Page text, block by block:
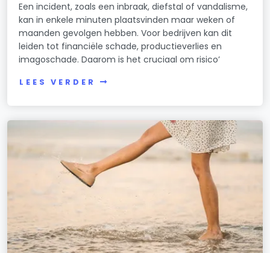
Een incident, zoals een inbraak, diefstal of vandalisme,
kan in enkele minuten plaatsvinden maar weken of
maanden gevolgen hebben. Voor bedrijven kan dit
leiden tot financiële schade, productieverlies en
imagoschade. Daarom is het cruciaal om risico’
LEES VERDER